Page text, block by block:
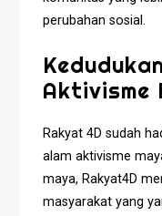
perubahan sosial.
Aktivisme
Rakyat 4D sudah
alam aktivisme
maya, Rakyat4D
masyarakat yang